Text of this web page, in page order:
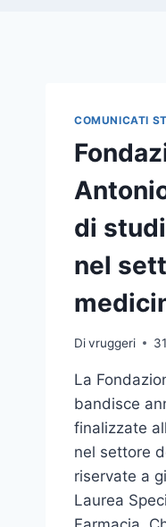
COMUNICATI
di
nel
Divruggeri
La
bandisce
finalizzate
nel settore
riservate a
Laurea